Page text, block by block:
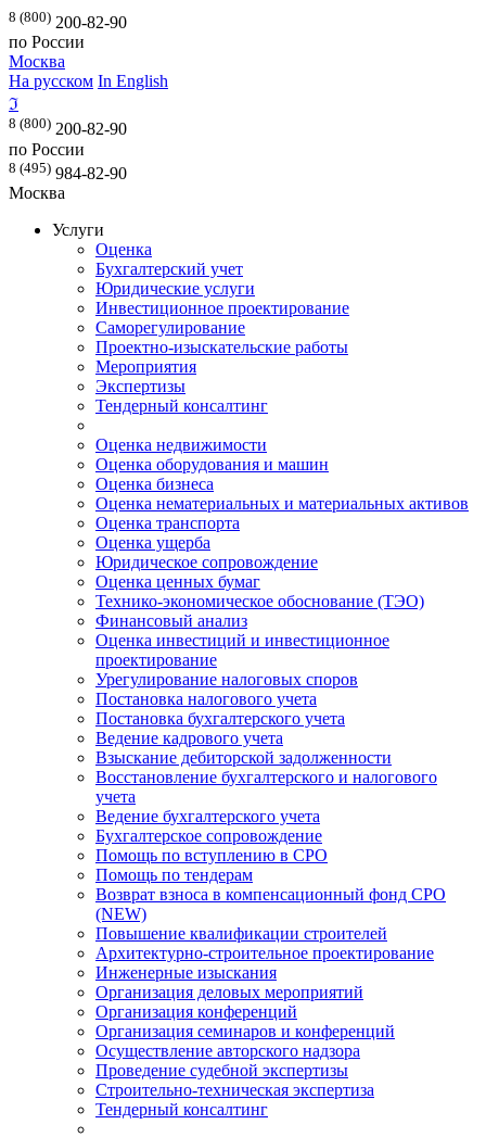
8 (800) 200-82-90
по России
Москва
На русском In English
ℑ
8 (800) 200-82-90
по России
8 (495) 984-82-90
Москва
Услуги
Оценка
Бухгалтерский учет
Юридические услуги
Инвестиционное проектирование
Саморегулирование
Проектно-изыскательские работы
Мероприятия
Экспертизы
Тендерный консалтинг
Оценка недвижимости
Оценка оборудования и машин
Оценка бизнеса
Оценка нематериальных и материальных активов
Оценка транспорта
Оценка ущерба
Юридическое сопровождение
Оценка ценных бумаг
Технико-экономическое обоснование (ТЭО)
Финансовый анализ
Оценка инвестиций и инвестиционное
проектирование
Урегулирование налоговых споров
Постановка налогового учета
Постановка бухгалтерского учета
Ведение кадрового учета
Взыскание дебиторской задолженности
Восстановление бухгалтерского и налогового
учета
Ведение бухгалтерского учета
Бухгалтерское сопровождение
Помощь по вступлению в СРО
Помощь по тендерам
Возврат взноса в компенсационный фонд СРО
(NEW)
Повышение квалификации строителей
Архитектурно-строительное проектирование
Инженерные изыскания
Организация деловых мероприятий
Организация конференций
Организация семинаров и конференций
Осуществление авторского надзора
Проведение судебной экспертизы
Строительно-техническая экспертиза
Тендерный консалтинг